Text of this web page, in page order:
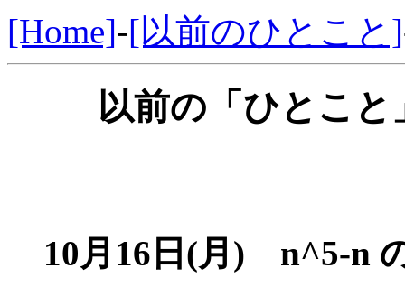
[Home]-[以前のひとこと]
以前の「ひとこ
10月16日(月) n^5-n